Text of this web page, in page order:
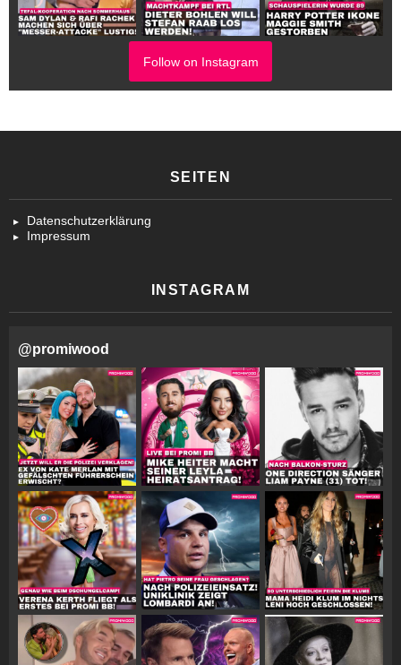
Follow on Instagram
SEITEN
Datenschutzerklärung
Impressum
INSTAGRAM
@promiwood